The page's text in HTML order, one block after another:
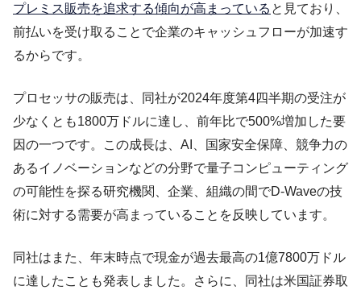
プレミス販売を追求する傾向が高まっている と見ており、
前払いを受け取ることで企業のキャッシュフローが加速す
るからです。
プロセッサの販売は、同社が2024年度第4四半期の受注が
少なくとも1800万ドルに達し、前年比で500%増加した要
因の一つです。この成長は、AI、国家安全保障、競争力の
あるイノベーションなどの分野で量子コンピューティング
の可能性を探る研究機関、企業、組織の間でD-Waveの技
術に対する需要が高まっていることを反映しています。
同社はまた、年末時点で現金が過去最高の1億7800万ドル
に達したことも発表しました。さらに、同社は米国証券取